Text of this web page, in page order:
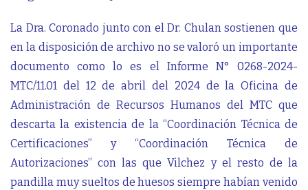
La Dra. Coronado junto con el Dr. Chulan sostienen que
en la disposición de archivo no se valoró un importante
documento como lo es el Informe N° 0268-2024-
MTC/11.01 del 12 de abril del 2024 de la Oficina de
Administración de Recursos Humanos del MTC que
descarta la existencia de la “Coordinación Técnica de
Certificaciones” y “Coordinación Técnica de
Autorizaciones” con las que Vilchez y el resto de la
pandilla muy sueltos de huesos siempre habían venido